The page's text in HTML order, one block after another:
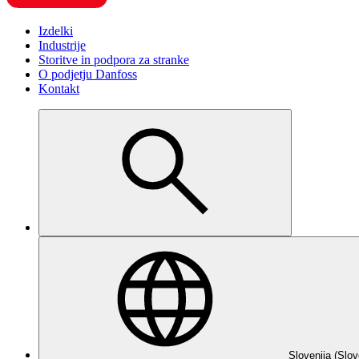
Izdelki
Industrije
Storitve in podpora za stranke
O podjetju Danfoss
Kontakt
Slovenija